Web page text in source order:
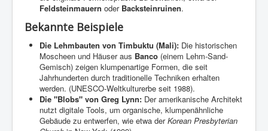
Feldsteinmauern oder Backsteinruinen.
Bekannte Beispiele
Die Lehmbauten von Timbuktu (Mali): Die historischen
Moscheen und Häuser aus Banco (einem Lehm-Sand-
Gemisch) zeigen klumpenartige Formen, die seit
Jahrhunderten durch traditionelle Techniken erhalten
werden. (UNESCO-Weltkulturerbe seit 1988).
Die "Blobs" von Greg Lynn: Der amerikanische Architekt
nutzt digitale Tools, um organische, klumpenähnliche
Gebäude zu entwerfen, wie etwa derKorean Presbyterian